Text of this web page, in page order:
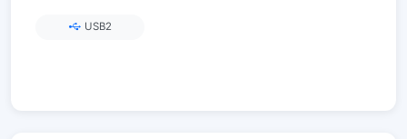
USB2